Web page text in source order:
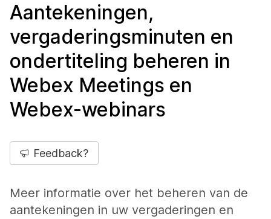
Aantekeningen,
vergaderingsminuten en
ondertiteling beheren in
Webex Meetings en
Webex-webinars
Feedback?
Meer informatie over het beheren van de
aantekeningen in uw vergaderingen en